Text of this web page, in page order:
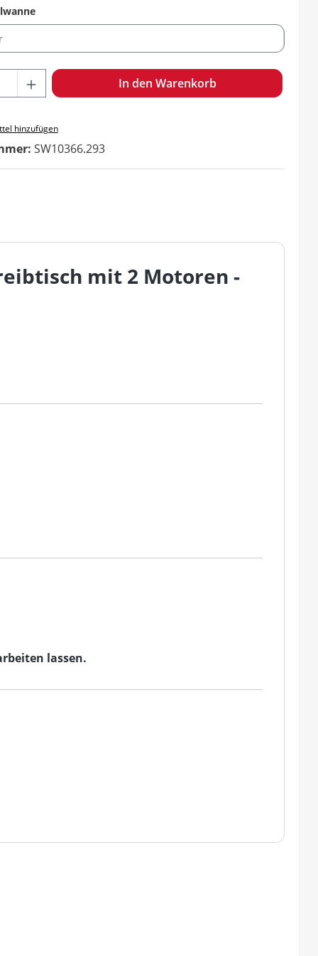
auswählen
Gib den gewünschten Wert ein oder benutze die
In den Warenkorb
hinzufügen
SW10366.293
mit 2 Motoren -
lassen.